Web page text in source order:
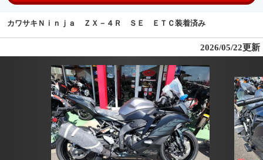
カワサキＮｉｎｊａ ＺＸ－４Ｒ ＳＥ ＥＴＣ装着済み
2026/05/22更新